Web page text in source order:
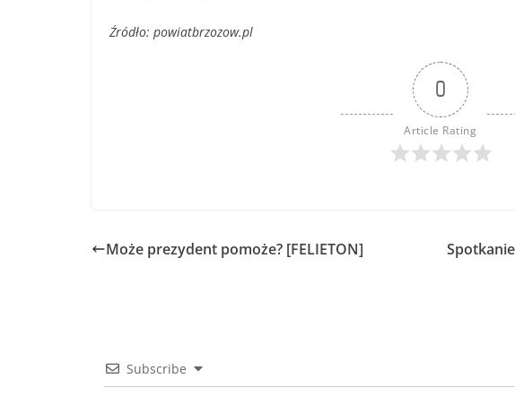
Źródło: powiatbrzozow.pl
0
Article Rating
Może prezydent pomoże? [FELIETON]
Subscribe